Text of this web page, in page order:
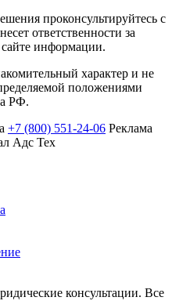
проконсультируйтесь с
ответственности за
информации.
характер и не
положениями
РФ.
+7 (800) 551-24-06 Реклама
Адс Тех
консультации. Все